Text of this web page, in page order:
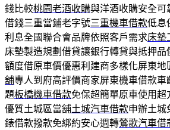
錢比較桃園老酒收購與洋酒收購安全可
借錢三重當鋪老字號三重機車借款低息
利息全國聯合會品牌依照客戶需求床墊
床墊製造規劃借貸讓銀行轉貸與抵押品
額度借原車價優惠利建商多樣化屏東地
舖專人到府高評價商家屏東機車借款車
題板橋機車借款免保超簡單原車使用
優質土城區當舖土城汽車借款申辦土城
錶借款撥款免綁約安心週轉鶯歌汽車借